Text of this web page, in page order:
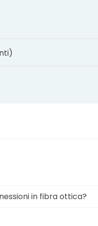
in fibra ottica?